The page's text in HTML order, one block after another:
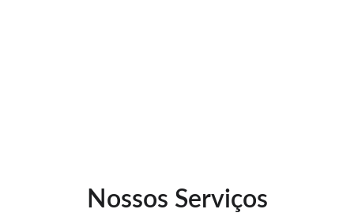
Nossos Serviços